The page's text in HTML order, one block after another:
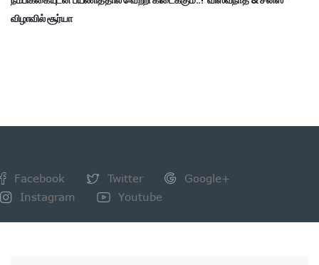
விழாவில் சூர்யா
Facebook Twitter
Google+
Instagram
Youtube